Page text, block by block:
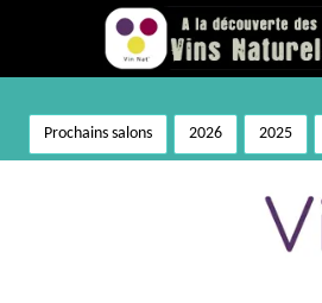
Prochains salons 2026 2025